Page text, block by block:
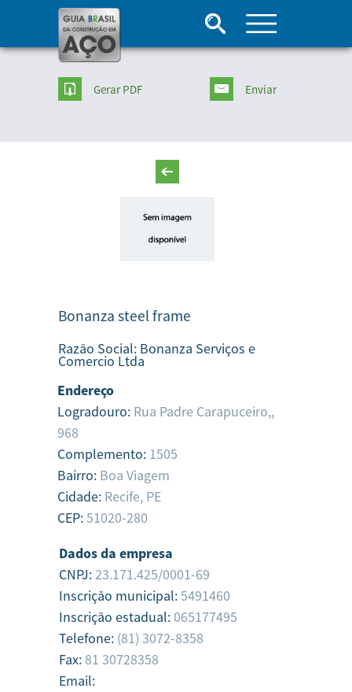
Gerar PDF Enviar
Bonanza steel frame
Razão Social: Bonanza Serviços e
Comercio Ltda
Endereço
Logradouro: Rua Padre Carapuceiro,,
968
Complemento: 1505
Bairro: Boa Viagem
Cidade: Recife, PE
CEP:51020-280
Dados da empresa
CNPJ:23.171.425/0001-69
Inscrição municipal:5491460
Inscrição estadual: 065177495
Telefone: (81) 3072-8358
Fax:81 30728358
Email: